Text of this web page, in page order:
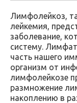
Лимфолейкоз,
лейкемия,
заболевание,
систему.
часть нашего
организм от
лимфолейкозе
размножение
накоплению в